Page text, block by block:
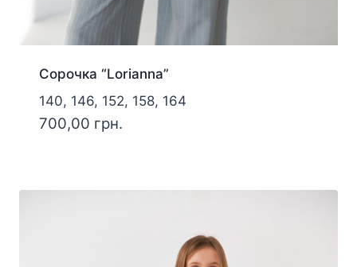
Сорочка “Lorianna”
140, 146, 152, 158, 164
700,00 грн.